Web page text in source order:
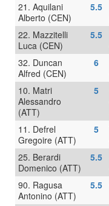
21. Aquilani
Alberto (CEN)
5.5
22. Mazzitelli
Luca (CEN)
5.5
32. Duncan
Alfred (CEN)
6
10. Matri
Alessandro
(ATT)
5
11. Defrel
Gregoire (ATT)
5
25. Berardi
Domenico (ATT)
5.5
90. Ragusa
Antonino (ATT)
5.5